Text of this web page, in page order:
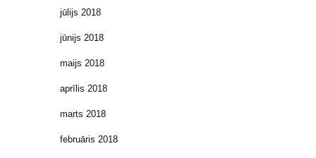
jūlijs 2018
jūnijs 2018
maijs 2018
aprīlis 2018
marts 2018
februāris 2018